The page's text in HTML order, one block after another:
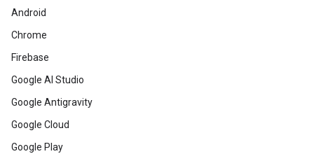
Android
Chrome
Firebase
Google AI Studio
Google Antigravity
Google Cloud
Google Play